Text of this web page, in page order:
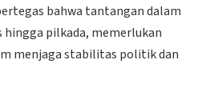
bahwa tantangan dalam
pilkada, memerlukan
menjaga stabilitas politik dan